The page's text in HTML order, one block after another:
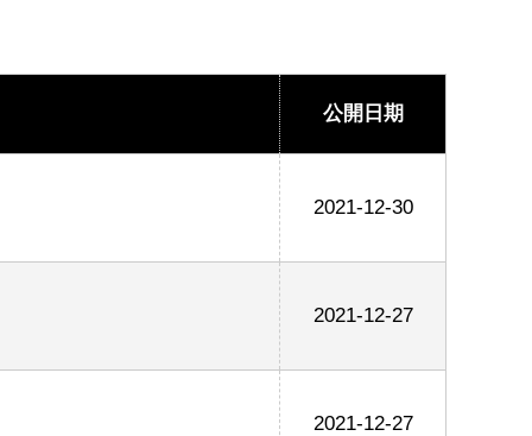
公開日期
2021-12-30
2021-12-27
2021-12-27